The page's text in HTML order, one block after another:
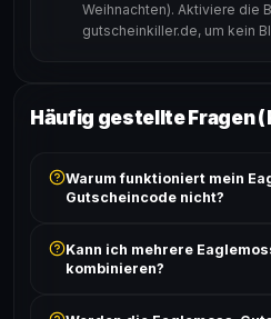
Weihnachten). Aktiviere die
gutscheinkiller.de, um kein
Häufig gestellte Fragen
Warum funktioniert mein
Gutscheincode nicht?
ist und ob der Code nicht für
gilt. Alle Bedingungen findest
Kann ich mehrere
kombinieren?